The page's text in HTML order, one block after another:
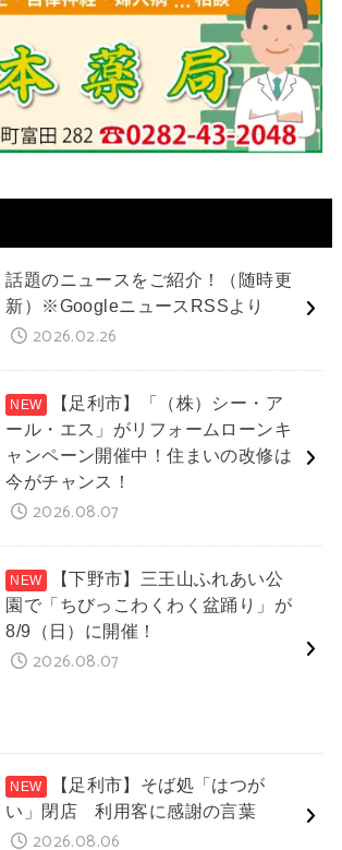
話題のニュースをご紹介！（随時更
新）※GoogleニュースRSSより
2026.02.26
【足利市】「（株）シー・ア
ール・エス」がリフォームローンキ
ャンペーン開催中！住まいの改修は
今がチャンス！
2026.08.07
【下野市】三王山ふれあい公
園で「ちびっこわくわく盆踊り」が
8/9（日）に開催！
2026.08.07
【足利市】そば処「はつが
い」閉店 利用客に感謝の言葉
2026.08.06